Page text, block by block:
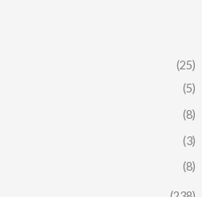
(25)
(5)
(8)
(3)
(8)